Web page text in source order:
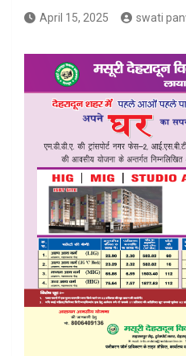
April 15, 2025 swati